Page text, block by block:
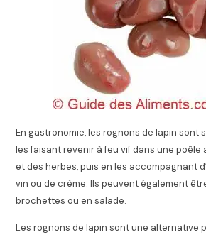
En gastronomie, les rognons de lapin sont
les faisant revenir à feu vif dans une poêle
et des herbes, puis en les accompagnant
vin ou de crème. Ils peuvent également
brochettes ou en salade.
Les rognons de lapin sont une alternative